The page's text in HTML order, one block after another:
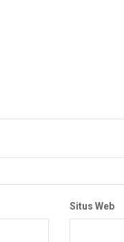
Situs Web